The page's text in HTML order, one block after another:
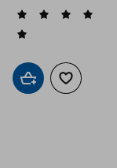
Добави вДобави